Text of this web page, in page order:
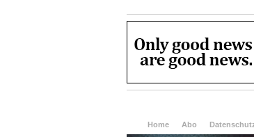
Home Abo